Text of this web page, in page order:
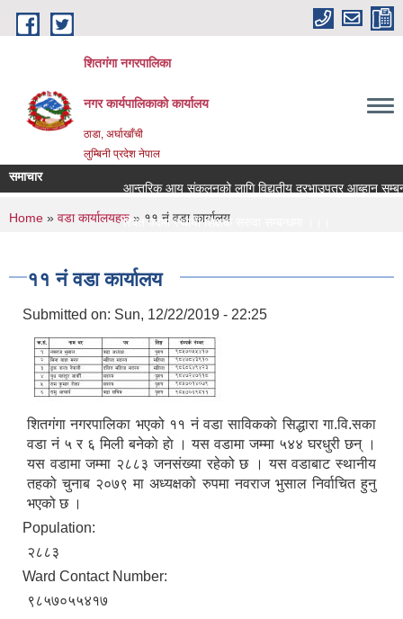
Skip to main content
शितगंगा नगरपालिका
नगर कार्यपालिकाकाे कार्यालय
ठाडा, अर्घाखाँची
लुम्बिनी प्रदेश नेपाल
समाचार
आन्तरिक आय संकलनको लागि विद्युतीय दरभाउपत्र आब्हान
रिक्त पदमा स्थायी शिक्षक सरुवा सम्बन्धमा ।।।
You are here
Home » वडा कार्यालयहरु » ११ नं वडा कार्यालय
११ नं वडा कार्यालय
Submitted on: Sun, 12/22/2019 - 22:25
शितगंगा नगरपालिका भएको ११ नं वडा साविककाे सिद्धारा गा‍‍.वि.सका
वडा न‌ं ५ र ६ मिली बनेकाे हाे । यस वडामा जम्मा ५४४ घरधुरी छन् ।
यस वडामा जम्मा २८८३ जनसंख्या रहेको छ । यस वडाबाट स्थानीय
तहको चुनाब २०७९ मा अध्यक्षको रुपमा नवराज भुसाल निर्वाचित हुनु
भएको छ ।
Population:
२८८३
Ward Contact Number:
९८५७०५५४१७